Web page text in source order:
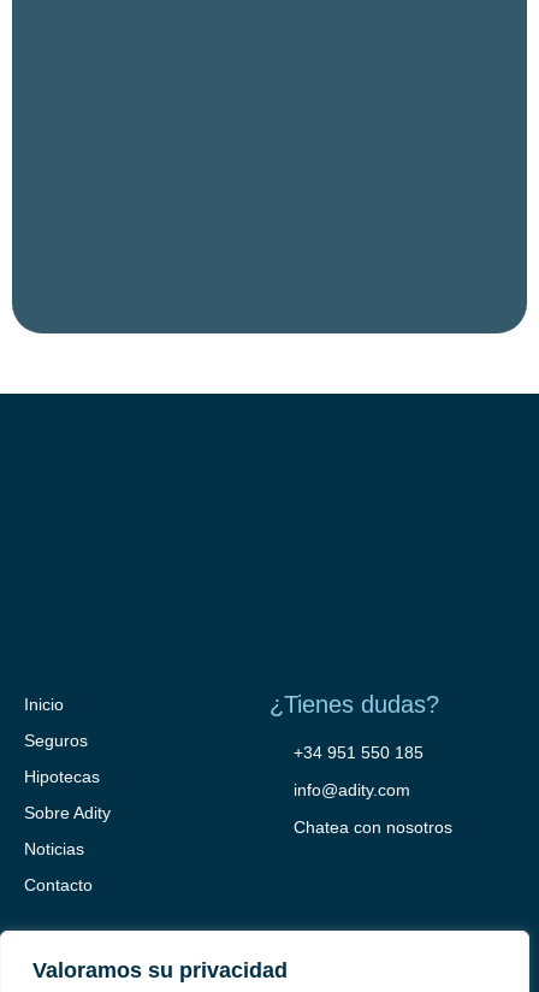
Valoramos su privacidad
Inicio
Seguros
Hipotecas
Sobre Adity
Noticias
Contacto
¿Tienes dudas?
+34 951 550 185
info@adity.com
Chatea con nosotros